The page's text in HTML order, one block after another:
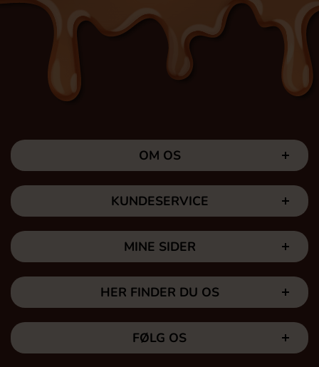
OM OS
KUNDESERVICE
MINE SIDER
HER FINDER DU OS
FØLG OS